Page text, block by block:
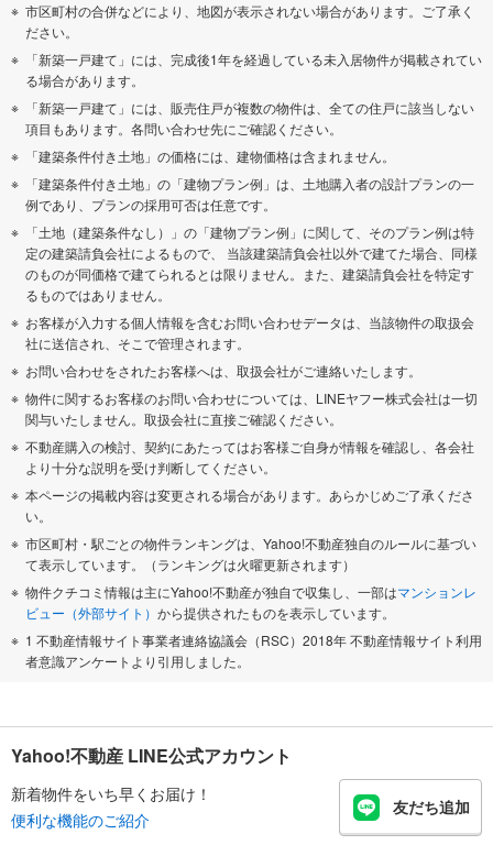
市区町村の合併などにより、地図が表示されない場合があります。ご了承く
ださい。
「新築一戸建て」には、完成後1年を経過している未入居物件が掲載されてい
る場合があります。
「新築一戸建て」には、販売住戸が複数の物件は、全ての住戸に該当しない
項目もあります。各問い合わせ先にご確認ください。
「建築条件付き土地」の価格には、建物価格は含まれません。
「建築条件付き土地」の「建物プラン例」は、土地購入者の設計プランの一
例であり、プランの採用可否は任意です。
「土地（建築条件なし）」の「建物プラン例」に関して、そのプラン例は特
定の建築請負会社によるもので、 当該建築請負会社以外で建てた場合、同様
のものが同価格で建てられるとは限りません。また、建築請負会社を特定す
るものではありません。
お客様が入力する個人情報を含むお問い合わせデータは、当該物件の取扱会
社に送信され、そこで管理されます。
お問い合わせをされたお客様へは、取扱会社がご連絡いたします。
物件に関するお客様のお問い合わせについては、LINEヤフー株式会社は一切
関与いたしません。取扱会社に直接ご確認ください。
不動産購入の検討、契約にあたってはお客様ご自身が情報を確認し、各会社
より十分な説明を受け判断してください。
本ページの掲載内容は変更される場合があります。あらかじめご了承くださ
い。
市区町村・駅ごとの物件ランキングは、Yahoo!不動産独自のルールに基づい
て表示しています。（ランキングは火曜更新されます）
物件クチコミ情報は主にYahoo!不動産が独自で収集し、一部はマンションレ
ビュー（外部サイト） から提供されたものを表示しています。
1 不動産情報サイト事業者連絡協議会（RSC）2018年 不動産情報サイト利用
者意識アンケートより引用しました。
Yahoo!不動産 LINE公式アカウント
新着物件をいち早くお届け！
便利な機能のご紹介
友だち追加